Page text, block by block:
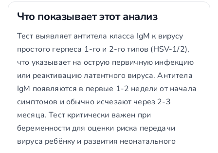
Что показывает этот анализ
Тест выявляет антитела класса IgM к вирусу
простого герпеса 1-го и 2-го типов (HSV-1/2),
что указывает на острую первичную инфекцию
или реактивацию латентного вируса. Антитела
IgM появляются в первые 1-2 недели от начала
симптомов и обычно исчезают через 2-3
месяца. Тест критически важен при
беременности для оценки риска передачи
вируса ребёнку и развития неонатального